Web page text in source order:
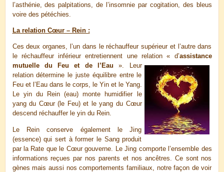
l’asthénie, des palpitations, de l’insomnie par cogitation, des bleus
voire des pétéchies.
La relation Cœur – Rein :
Ces deux organes, l’un dans le réchauffeur supérieur et l’autre dans
le réchauffeur inférieur entretiennent une relation « d’assistance
mutuelle du Feu et de l’Eau ». Leur
relation détermine le juste équilibre entre le
Feu et l’Eau dans le corps, le Yin et le Yang.
Le yin du Rein (eau) monte humidifier le
yang du Cœur (le Feu) et le yang du Cœur
descend réchauffer le yin du Rein.
Le Rein conserve également le Jing
(essence) qui sert à former le Sang produit
par la Rate que le Cœur gouverne. Le Jing comporte l’ensemble des
informations reçues par nos parents et nos ancêtres. Ce sont nos
gènes mais aussi nos comportements familiaux, notre façon de voir